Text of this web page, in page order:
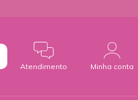
Atendimento Minha conta